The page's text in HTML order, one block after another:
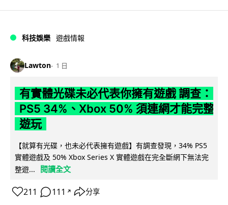
科技娛樂 遊戲情報
Lawton 1 日
有實體光碟未必代表你擁有遊戲 調查：
PS5 34%、Xbox 50% 須連網才能完整
遊玩
【就算有光碟，也未必代表擁有遊戲】有調查發現，34% PS5
實體遊戲及 50% Xbox Series X 實體遊戲在完全斷網下無法完
整遊...
閱讀全文
211 111 ↗ 分享